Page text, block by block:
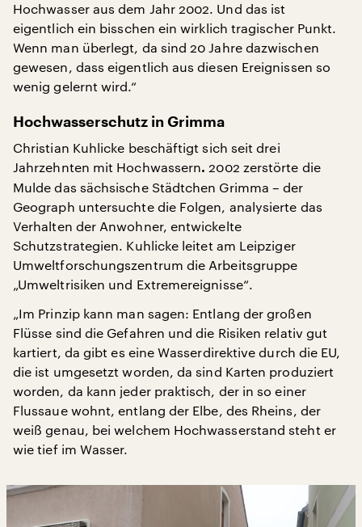
Hochwasser aus dem Jahr 2002. Und das ist
eigentlich ein bisschen ein wirklich tragischer Punkt.
Wenn man überlegt, da sind 20 Jahre dazwischen
gewesen, dass eigentlich aus diesen Ereignissen so
wenig gelernt wird.“
Hochwasserschutz in Grimma
Christian Kuhlicke beschäftigt sich seit drei
Jahrzehnten mit Hochwassern.2002 zerstörte die
Mulde das sächsische Städtchen Grimma – der
Geograph untersuchte die Folgen, analysierte das
Verhalten der Anwohner, entwickelte
Schutzstrategien. Kuhlicke leitet am Leipziger
Umweltforschungszentrum die Arbeitsgruppe
„Umweltrisiken und Extremereignisse“.
„Im Prinzip kann man sagen: Entlang der großen
Flüsse sind die Gefahren und die Risiken relativ gut
kartiert, da gibt es eine Wasserdirektive durch die EU,
die ist umgesetzt worden, da sind Karten produziert
worden, da kann jeder praktisch, der in so einer
Flussaue wohnt, entlang der Elbe, des Rheins, der
weiß genau, bei welchem Hochwasserstand steht er
wie tief im Wasser.